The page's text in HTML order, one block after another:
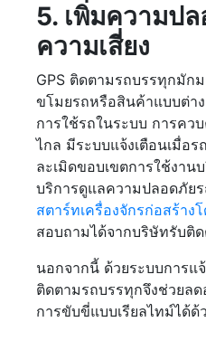
5. เพิ่มความป
ความเสี่ยง
GPS ติดตามรถบรรทุกมัก
ขโมยรถหรือสินค้าแบบต่า
การใช้รถในระบบ การคว
ไกล มีระบบแจ้งเตือนเมื่อ
ละเมิดขอบเขตการใช้งาน
บริการดูแลความปลอดภัย
สตาร์ทเครื่องจักรก่อสร้างโ
สอบถามได้จากบริษัทรับติ
นอกจากนี้ ด้วยระบบการแ
ติดตามรถบรรทุกจึงช่วยล
การขับขี่แบบเรียลไทม์ได้ด้